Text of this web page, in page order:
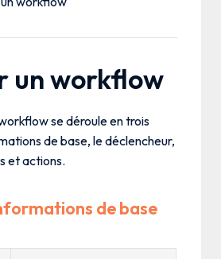
un workflow
se déroule en trois
de base, le déclencheur,
et actions.
de base